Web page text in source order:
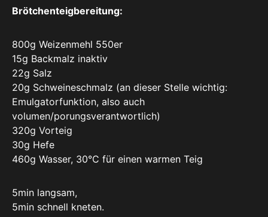
Brötchenteigbereitung:
800g Weizenmehl 550er
15g Backmalz inaktiv
22g Salz
20g Schweineschmalz (an dieser Stelle wichtig:
Emulgatorfunktion, also auch
volumen/porungsverantwortlich)
320g Vorteig
30g Hefe
460g Wasser, 30°C für einen warmen Teig
5min langsam,
5min schnell kneten.